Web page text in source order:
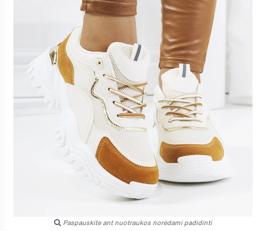
Paspauskite ant nuotraukos norėdami padidinti